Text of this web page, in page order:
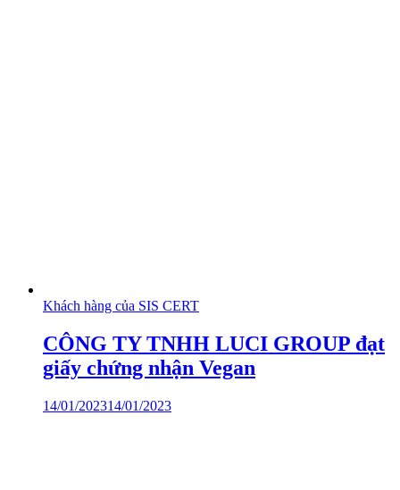
Khách hàng của SIS CERT
CÔNG TY TNHH LUCI GROUP đạt
giấy chứng nhận Vegan
14/01/202314/01/2023